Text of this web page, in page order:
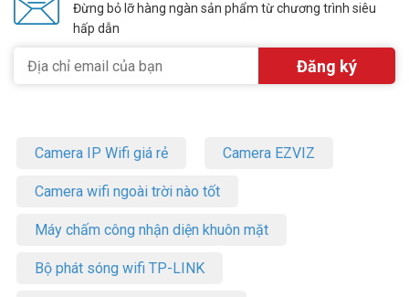
Đừng bỏ lỡ hàng ngàn sản phẩm từ chương trình siêu
hấp dẫn
Camera IP Wifi giá rẻ Camera EZVIZ
Camera wifi ngoài trời nào tốt
Máy chấm công nhận diện khuôn mặt
Bộ phát sóng wifi TP-LINK